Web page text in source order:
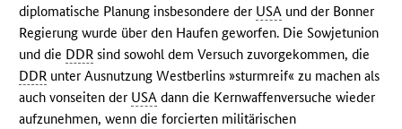
diplomatische Planung insbesondere der USA und der Bonner
Regierung wurde über den Haufen geworfen. Die Sowjetunion
und die DDR sind sowohl dem Versuch zuvorgekommen, die
DDR unter Ausnutzung Westberlins »sturmreif« zu machen als
auch vonseiten der USA dann die Kernwaffenversuche wieder
aufzunehmen, wenn die forcierten militärischen